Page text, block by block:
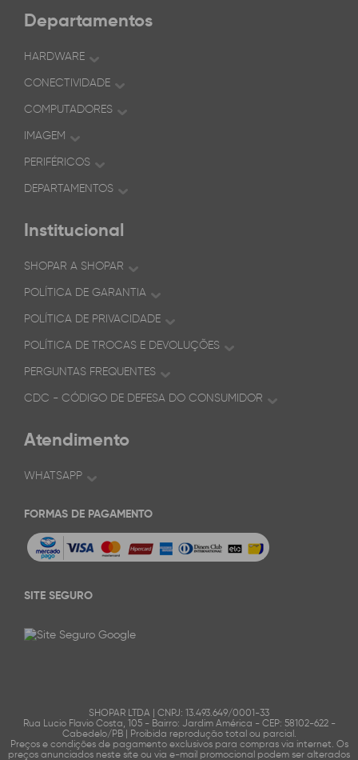
Departamentos
HARDWARE
CONECTIVIDADE
COMPUTADORES
IMAGEM
PERIFÉRICOS
DEPARTAMENTOS
Institucional
SHOPAR A SHOPAR
POLÍTICA DE GARANTIA
POLÍTICA DE PRIVACIDADE
POLÍTICA DE TROCAS E DEVOLUÇÕES
PERGUNTAS FREQUENTES
CDC - CÓDIGO DE DEFESA DO CONSUMIDOR
Atendimento
WHATSAPP
FORMAS DE PAGAMENTO
SITE SEGURO
SHOPAR LTDA | CNPJ: 13.493.649/0001-33
Rua Lucio Flavio Costa, 105 - Bairro: Jardim América - CEP: 58102-622 -
Cabedelo/PB | Proibida reprodução total ou parcial.
Preços e condições de pagamento exclusivos para compras via internet. Os
preços anunciados neste site ou via e-mail promocional podem ser alterados